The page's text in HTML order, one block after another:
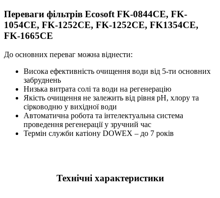
Переваги фільтрів Ecosoft FK-0844CE, FK-
1054CE, FK-1252CE, FK-1252CE, FK1354CE,
FK-1665CE
До основних переваг можна віднести:
Висока ефективність очищення води від 5-ти основних
забруднень
Низька витрата солі та води на регенерацію
Якість очищення не залежить від рівня pH, хлору та
сірководню у вихідної води
Автоматична робота та інтелектуальна система
проведення регенерації у зручний час
Термін служби катіону DOWEX – до 7 років
Технічні характеристики